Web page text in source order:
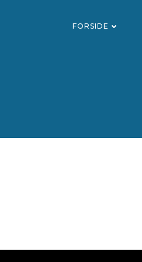
FORSIDE